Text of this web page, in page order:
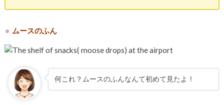
ムースのふん
何これ？ムースのふんなんて初めて見たよ！